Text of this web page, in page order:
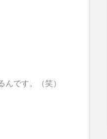
です。（笑）